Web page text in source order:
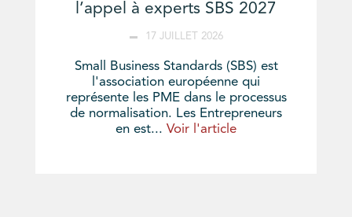
l’appel à experts SBS 2027
17 JUILLET 2026
Small Business Standards (SBS) est
l'association européenne qui
représente les PME dans le processus
de normalisation. Les Entrepreneurs
en est... Voir l'article